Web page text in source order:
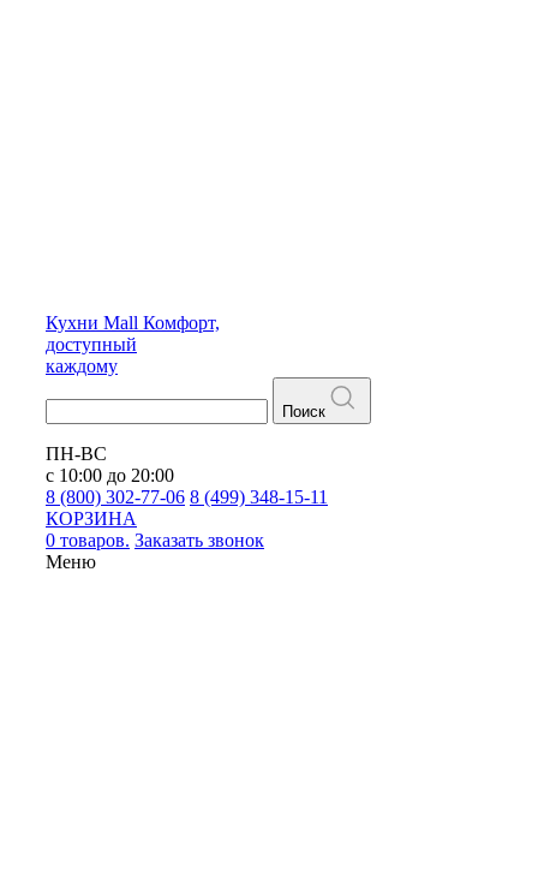
Кухни Mall Комфорт,
доступный
каждому
Поиск
ПН-ВС
с 10:00 до 20:00
8 (800) 302-77-06 8 (499) 348-15-11
КОРЗИНА
0 товаров. Заказать звонок
Меню